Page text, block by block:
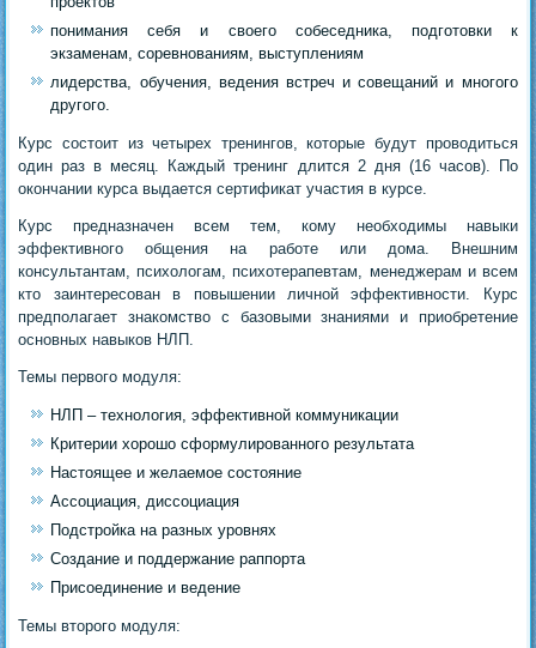
понимания себя и своего собеседника, подготовки к
экзаменам, соревнованиям, выступлениям
лидерства, обучения, ведения встреч и совещаний и многого
другого.
Курс состоит из четырех тренингов, которые будут проводиться
один раз в месяц. Каждый тренинг длится 2 дня (16 часов). По
окончании курса выдается сертификат участия в курсе.
Курс предназначен всем тем, кому необходимы навыки
эффективного общения на работе или дома. Внешним
консультантам, психологам, психотерапевтам, менеджерам и всем
кто заинтересован в повышении личной эффективности. Курс
предполагает знакомство с базовыми знаниями и приобретение
основных навыков НЛП.
Темы первого модуля:
НЛП – технология, эффективной коммуникации
Критерии хорошо сформулированного результата
Настоящее и желаемое состояние
Ассоциация, диссоциация
Подстройка на разных уровнях
Создание и поддержание раппорта
Присоединение и ведение
Темы второго модуля: